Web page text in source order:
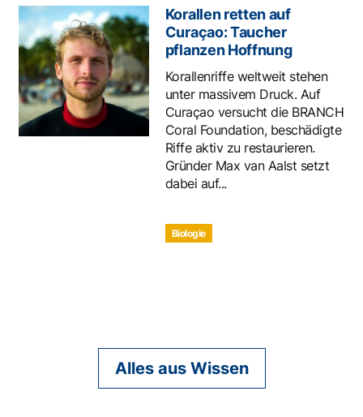
Korallen retten auf
Curaçao: Taucher
pflanzen Hoffnung
Korallenriffe weltweit stehen
unter massivem Druck. Auf
Curaçao versucht die BRANCH
Coral Foundation, beschädigte
Riffe aktiv zu restaurieren.
Gründer Max van Aalst setzt
dabei auf...
Biologie
Alles aus Wissen